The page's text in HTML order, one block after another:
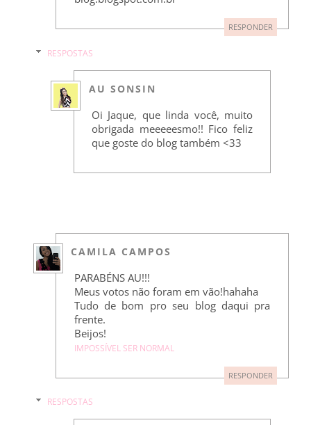
RESPONDER
RESPOSTAS
AU SONSIN
Oi Jaque, que linda você, muito
obrigada meeeeesmo!! Fico feliz
que goste do blog também <33
CAMILA CAMPOS
PARABÉNS AU!!!
Meus votos não foram em vão!hahaha
Tudo de bom pro seu blog daqui pra
frente.
Beijos!
IMPOSSÍVEL SER NORMAL
RESPONDER
RESPOSTAS